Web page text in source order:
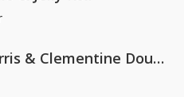
Calvin Harris & Clementine Douglas